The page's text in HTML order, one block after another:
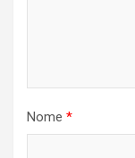
Nome *